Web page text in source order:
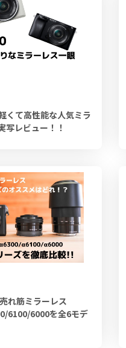
くて高性能な人気ミラ
写レビュー！！
れ筋ミラーレス
6100/6000を全6モデ